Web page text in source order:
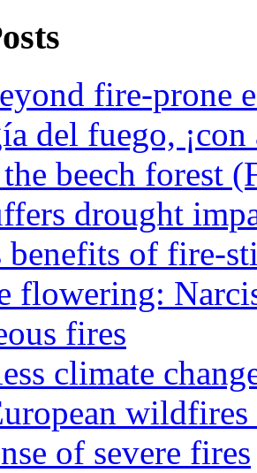
fire-prone
del fuego, ¡con
beech forest
drought
benefits of fire-
flowering:
fires
climate
of severe fires